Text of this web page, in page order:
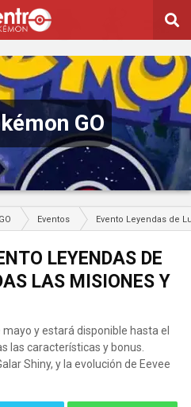
GO
Eventos Evento Leyendas de
LEYENDAS DE
LAS MISIONES Y
y estará disponible hasta el
las características y bonus.
Shiny, y la evolución de Eevee